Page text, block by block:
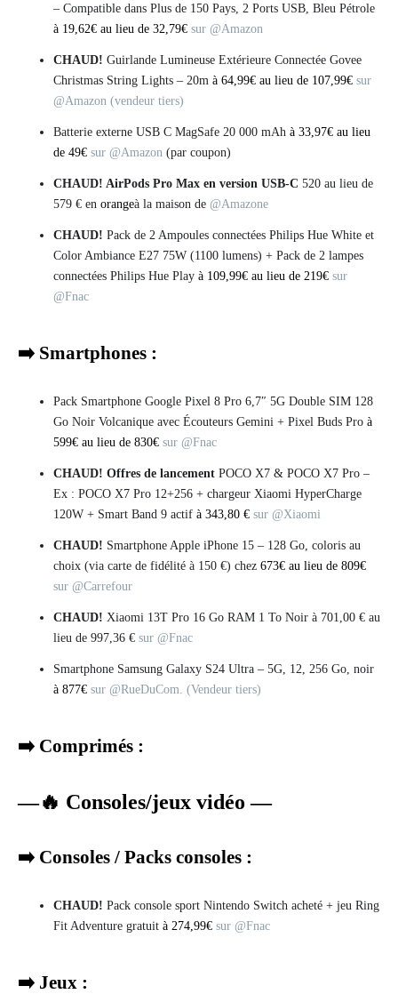
– Compatible dans Plus de 150 Pays, 2 Ports USB, Bleu Pétrole
à 19,62€ au lieu de 32,79€ sur @Amazon
CHAUD! Guirlande Lumineuse Extérieure Connectée Govee
Christmas String Lights – 20m à 64,99€ au lieu de 107,99€ sur
@Amazon (vendeur tiers)
Batterie externe USB C MagSafe 20 000 mAh à 33,97€ au lieu
de 49€ sur @Amazon (par coupon)
CHAUD! AirPods Pro Max en version USB-C 520 au lieu de
579 € en orangeà la maison de @Amazone
CHAUD! Pack de 2 Ampoules connectées Philips Hue White et
Color Ambiance E27 75W (1100 lumens) + Pack de 2 lampes
connectées Philips Hue Play à 109,99€ au lieu de 219€ sur
@Fnac
➡️ Smartphones :
Pack Smartphone Google Pixel 8 Pro 6,7″ 5G Double SIM 128
Go Noir Volcanique avec Écouteurs Gemini + Pixel Buds Pro à
599€ au lieu de 830€ sur @Fnac
CHAUD! Offres de lancement POCO X7 & POCO X7 Pro –
Ex : POCO X7 Pro 12+256 + chargeur Xiaomi HyperCharge
120W + Smart Band 9 actif à 343,80 € sur @Xiaomi
CHAUD! Smartphone Apple iPhone 15 – 128 Go, coloris au
choix (via carte de fidélité à 150 €) chez 673€ au lieu de 809€
sur @Carrefour
CHAUD! Xiaomi 13T Pro 16 Go RAM 1 To Noir à 701,00 € au
lieu de 997,36 € sur @Fnac
Smartphone Samsung Galaxy S24 Ultra – 5G, 12, 256 Go, noir
à 877€ sur @RueDuCom. (Vendeur tiers)
➡️ Comprimés :
—🔥 Consoles/jeux vidéo —
➡️ Consoles / Packs consoles :
CHAUD! Pack console sport Nintendo Switch acheté + jeu Ring
Fit Adventure gratuit à 274,99€ sur @Fnac
➡️ Jeux :